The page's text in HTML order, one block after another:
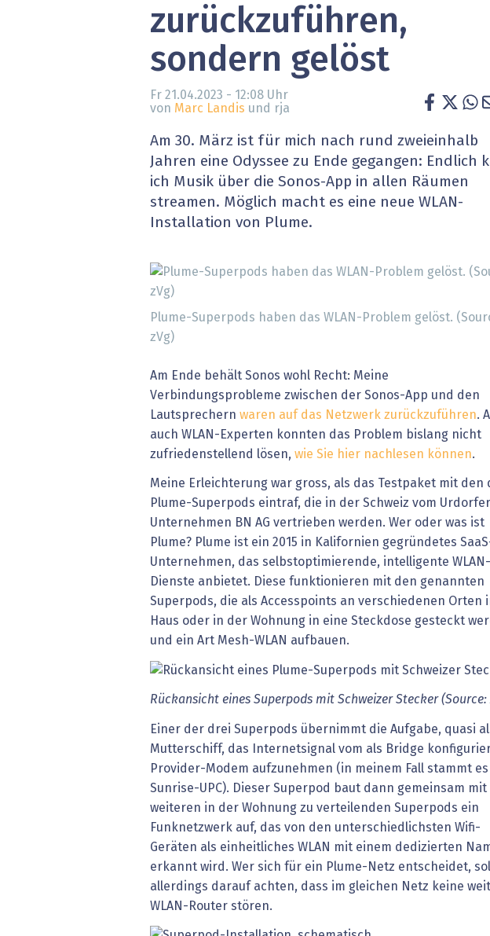
» alle News Gesundheit wird digital
Blockchain
Digital Banking
» alle Dossiers
zurückzuführen,
sondern gelöst
Fr 21.04.2023 - 12:08 Uhr
von Marc Landis und rja
Am 30. März ist für mich nach rund zweieinhalb
Jahren eine Odyssee zu Ende gegangen: Endlich
ich Musik über die Sonos-App in allen Räumen
streamen. Möglich macht es eine neue WLAN-
Installation von Plume.
Plume-Superpods haben das WLAN-Problem gelöst.
zVg)
Am Ende behält Sonos wohl Recht: Meine
Verbindungsprobleme zwischen der Sonos-App und den
Lautsprechern waren auf das Netzwerk zurückzuführen.
auch WLAN-Experten konnten das Problem bislang nicht
zufriedenstellend lösen, wie Sie hier nachlesen können.
Meine Erleichterung war gross, als das Testpaket mit den
Plume-Superpods eintraf, die in der Schweiz vom Urdorfer
Unternehmen BN AG vertrieben werden. Wer oder was ist
Plume? Plume ist ein 2015 in Kalifornien gegründetes
Unternehmen, das selbstoptimierende, intelligente WLAN-
Dienste anbietet. Diese funktionieren mit den genannten
Superpods, die als Accesspoints an verschiedenen Orten
Haus oder in der Wohnung in eine Steckdose gesteckt
und ein Art Mesh-WLAN aufbauen.
Rückansicht eines Superpods mit Schweizer Stecker (Source:
Einer der drei Superpods übernimmt die Aufgabe, quasi
Mutterschiff, das Internetsignal vom als Bridge
Provider-Modem aufzunehmen (in meinem Fall stammt es
Sunrise-UPC). Dieser Superpod baut dann gemeinsam mit
weiteren in der Wohnung zu verteilenden Superpods ein
Funknetzwerk auf, das von den unterschiedlichsten Wifi-
Geräten als einheitliches WLAN mit einem dedizierten
erkannt wird. Wer sich für ein Plume-Netz entscheidet,
allerdings darauf achten, dass im gleichen Netz keine
WLAN-Router stören.